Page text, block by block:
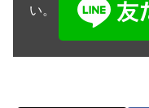
い。